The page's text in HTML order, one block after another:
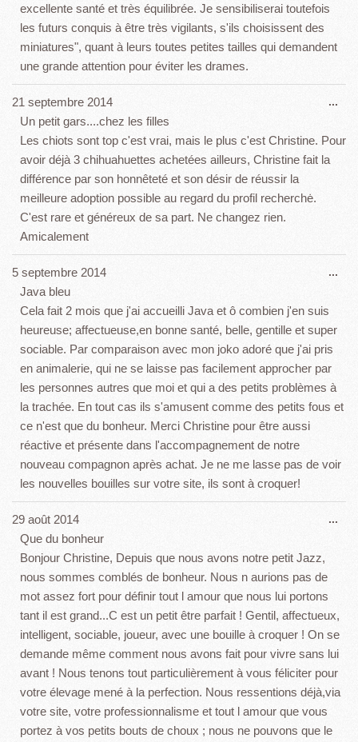
excellente santé et très équilibrée. Je sensibiliserai toutefois
les futurs conquis à être très vigilants, s'ils choisissent des
miniatures", quant à leurs toutes petites tailles qui demandent
une grande attention pour éviter les drames.
21 septembre 2014
Un petit gars....chez les filles
Les chiots sont top c'est vrai, mais le plus c'est Christine. Pour
avoir déjà 3 chihuahuettes achetées ailleurs, Christine fait la
différence par son honnêteté et son désir de réussir la
meilleure adoption possible au regard du profil recherchė.
C'est rare et généreux de sa part. Ne changez rien.
Amicalement
...
5 septembre 2014
Java bleu
Cela fait 2 mois que j'ai accueilli Java et ô combien j'en suis
heureuse; affectueuse,en bonne santé, belle, gentille et super
sociable. Par comparaison avec mon joko adoré que j'ai pris
en animalerie, qui ne se laisse pas facilement approcher par
les personnes autres que moi et qui a des petits problèmes à
la trachée. En tout cas ils s'amusent comme des petits fous et
ce n'est que du bonheur. Merci Christine pour être aussi
réactive et présente dans l'accompagnement de notre
nouveau compagnon après achat. Je ne me lasse pas de voir
les nouvelles bouilles sur votre site, ils sont à croquer!
...
29 août 2014
Que du bonheur
Bonjour Christine, Depuis que nous avons notre petit Jazz,
nous sommes comblés de bonheur. Nous n aurions pas de
mot assez fort pour définir tout l amour que nous lui portons
tant il est grand...C est un petit être parfait ! Gentil, affectueux,
intelligent, sociable, joueur, avec une bouille à croquer ! On se
demande même comment nous avons fait pour vivre sans lui
avant ! Nous tenons tout particulièrement à vous féliciter pour
votre élevage mené à la perfection. Nous ressentions déjà,via
votre site, votre professionnalisme et tout l amour que vous
portez à vos petits bouts de choux ; nous ne pouvons que le
...